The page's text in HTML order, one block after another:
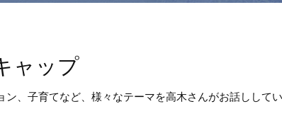
ャップ
、子育てなど、様々なテーマを高木さんがお話ししてい